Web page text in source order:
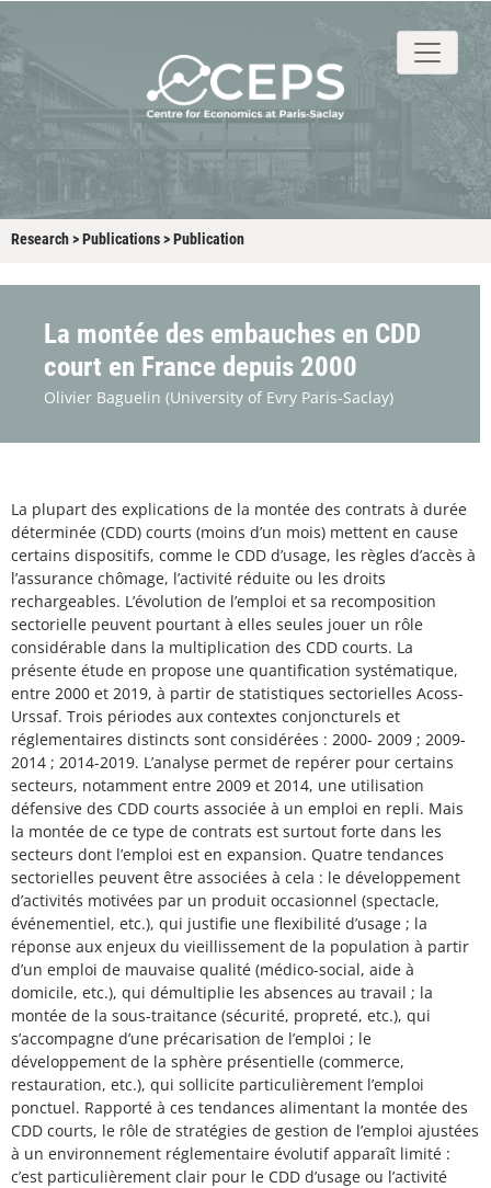
Research>Publications>Publication
La montée des embauches en CDD
court en France depuis 2000
Olivier Baguelin (University of Evry Paris-Saclay)
La plupart des explications de la montée des contrats à durée
déterminée (CDD) courts (moins d’un mois) mettent en cause
certains dispositifs, comme le CDD d’usage, les règles d’accès à
l’assurance chômage, l’activité réduite ou les droits
rechargeables. L’évolution de l’emploi et sa recomposition
sectorielle peuvent pourtant à elles seules jouer un rôle
considérable dans la multiplication des CDD courts. La
présente étude en propose une quantification systématique,
entre 2000 et 2019, à partir de statistiques sectorielles Acoss-
Urssaf. Trois périodes aux contextes conjoncturels et
réglementaires distincts sont considérées : 2000- 2009 ; 2009-
2014 ; 2014-2019. L’analyse permet de repérer pour certains
secteurs, notamment entre 2009 et 2014, une utilisation
défensive des CDD courts associée à un emploi en repli. Mais
la montée de ce type de contrats est surtout forte dans les
secteurs dont l’emploi est en expansion. Quatre tendances
sectorielles peuvent être associées à cela : le développement
d’activités motivées par un produit occasionnel (spectacle,
événementiel, etc.), qui justifie une flexibilité d’usage ; la
réponse aux enjeux du vieillissement de la population à partir
d’un emploi de mauvaise qualité (médico-social, aide à
domicile, etc.), qui démultiplie les absences au travail ; la
montée de la sous-traitance (sécurité, propreté, etc.), qui
s’accompagne d’une précarisation de l’emploi ; le
développement de la sphère présentielle (commerce,
restauration, etc.), qui sollicite particulièrement l’emploi
ponctuel. Rapporté à ces tendances alimentant la montée des
CDD courts, le rôle de stratégies de gestion de l’emploi ajustées
à un environnement réglementaire évolutif apparaît limité :
c’est particulièrement clair pour le CDD d’usage ou l’activité